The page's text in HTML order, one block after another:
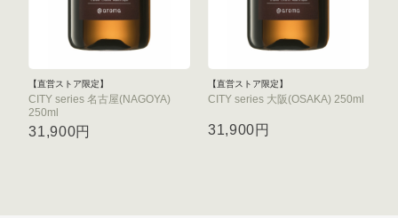
【直営ストア限定】
CITY series 名古屋(NAGOYA)
250ml
31,900円
【直営ストア限定】
CITY series 大阪(OSAKA) 250ml
31,900円